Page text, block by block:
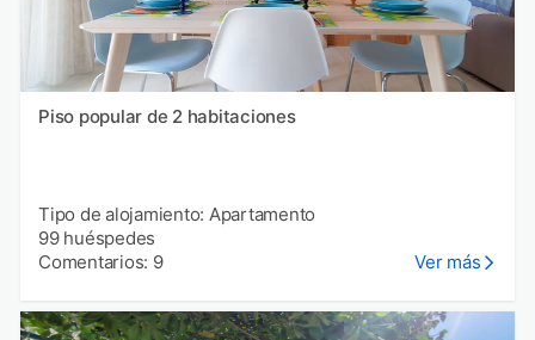
Piso popular de 2 habitaciones
Tipo de alojamiento: Apartamento
99 huéspedes
Comentarios: 9
Ver más